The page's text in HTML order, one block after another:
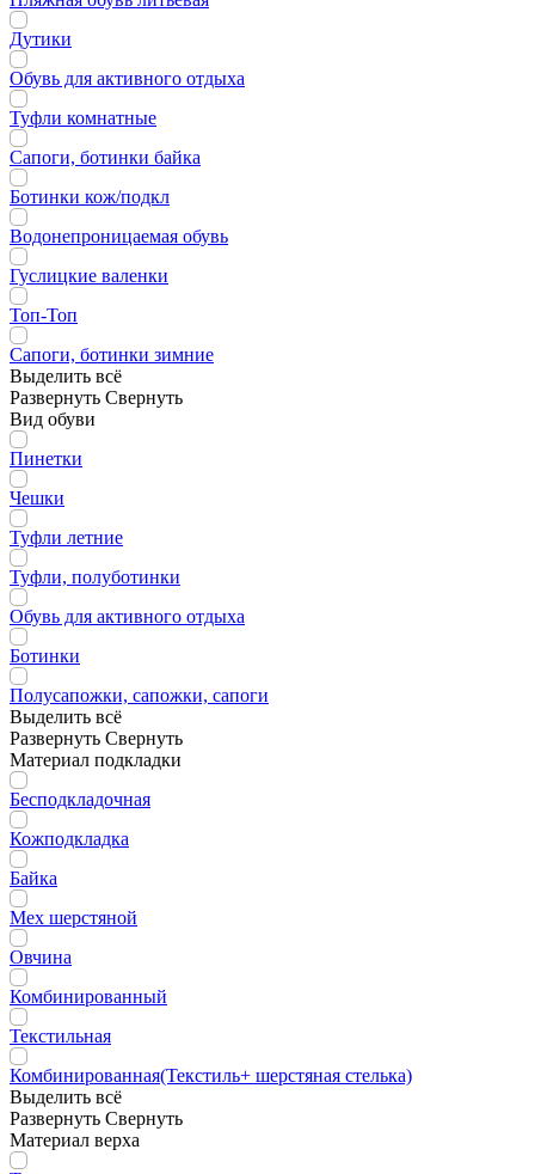
Дутики
Обувь для активного отдыха
Туфли комнатные
Сапоги, ботинки байка
Ботинки кож/подкл
Водонепроницаемая обувь
Гуслицкие валенки
Топ-Топ
Сапоги, ботинки зимние
Выделить всё
Развернуть Свернуть
Вид обуви
Пинетки
Чешки
Туфли летние
Туфли, полуботинки
Обувь для активного отдыха
Ботинки
Полусапожки, сапожки, сапоги
Выделить всё
Развернуть Свернуть
Материал подкладки
Бесподкладочная
Кожподкладка
Байка
Мех шерстяной
Овчина
Комбинированный
Текстильная
Комбинированная(Текстиль+ шерстяная стелька)
Выделить всё
Развернуть Свернуть
Материал верха